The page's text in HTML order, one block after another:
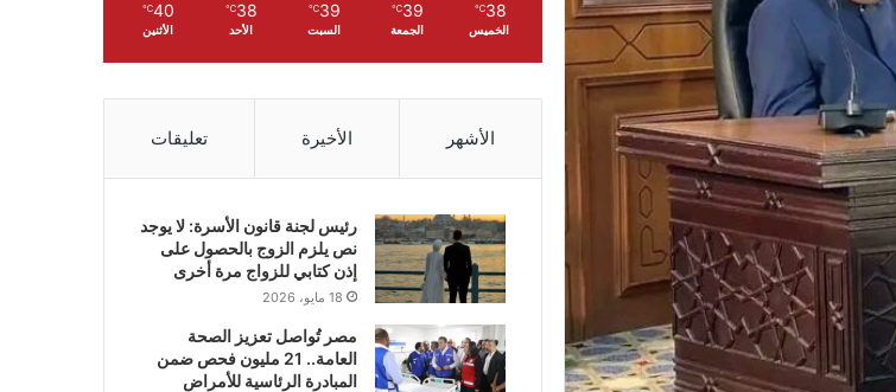
38
℃
الخميس
39
℃
الجمعة
39
℃
السبت
38
℃
الأحد
40
℃
الأثنين
الأشهر الأخيرة تعليقات
رئيس لجنة قانون الأسرة: لا يوجد
نص يلزم الزوج بالحصول على
إذن كتابي للزواج مرة أخرى
18 مايو، 2026
مصر تُواصل تعزيز الصحة
العامة.. 21 مليون فحص ضمن
المبادرة الرئاسية للأمراض